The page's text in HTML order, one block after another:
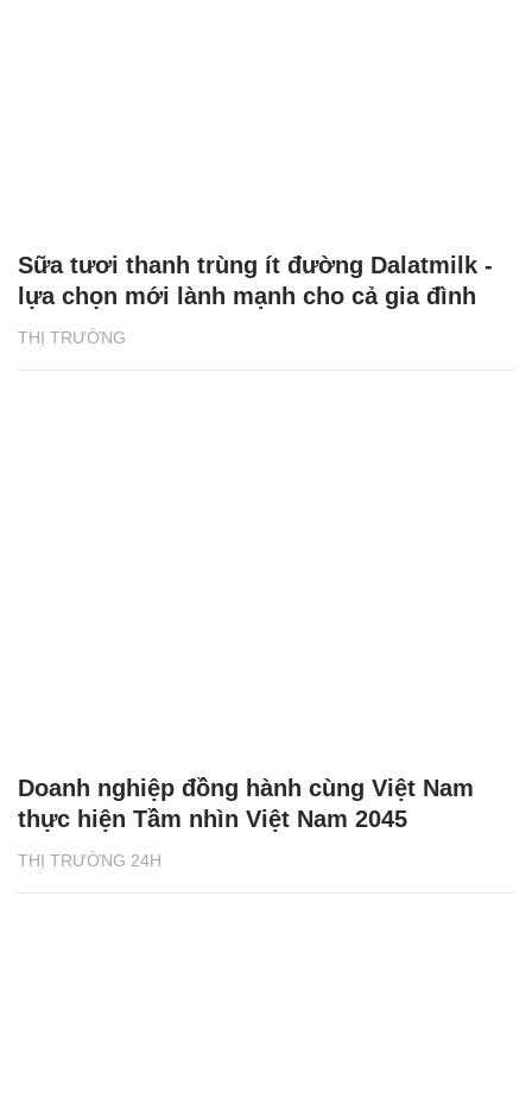
THỊ TRƯỜNG
Sữa tươi thanh trùng ít đường Dalatmilk -
lựa chọn mới lành mạnh cho cả gia đình
THỊ TRƯỜNG 24H
Doanh nghiệp đồng hành cùng Việt Nam
thực hiện Tầm nhìn Việt Nam 2045